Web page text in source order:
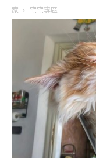
家 宅宅專區